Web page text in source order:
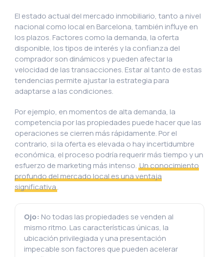
El estado actual del mercado inmobiliario, tanto a nivel
nacional como local en Barcelona, también influye en
los plazos. Factores como la demanda, la oferta
disponible, los tipos de interés y la confianza del
comprador son dinámicos y pueden afectar la
velocidad de las transacciones. Estar al tanto de estas
tendencias permite ajustar la estrategia para
adaptarse a las condiciones.
Por ejemplo, en momentos de alta demanda, la
competencia por las propiedades puede hacer que las
operaciones se cierren más rápidamente. Por el
contrario, si la oferta es elevada o hay incertidumbre
económica, el proceso podría requerir más tiempo y un
esfuerzo de marketing más intenso. Un conocimiento
profundo del mercado local es una ventaja
significativa.
Ojo: No todas las propiedades se venden al
mismo ritmo. Las características únicas, la
ubicación privilegiada y una presentación
impecable son factores que pueden acelerar